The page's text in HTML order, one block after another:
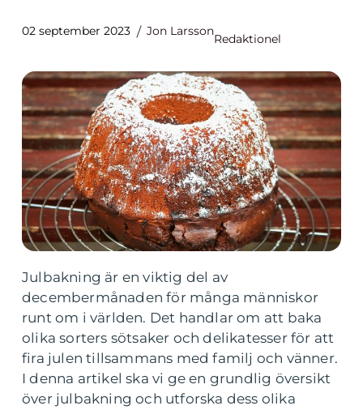
02 september 2023 Jon Larsson
Redaktionel
Julbakning är en viktig del av
decembermånaden för många människor
runt om i världen. Det handlar om att baka
olika sorters sötsaker och delikatesser för att
fira julen tillsammans med familj och vänner.
I denna artikel ska vi ge en grundlig översikt
över julbakning och utforska dess olika